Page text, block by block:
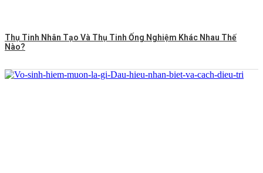
Thụ Tinh Nhân Tạo Và Thụ Tinh Ống Nghiệm Khác Nhau Thế
Nào?